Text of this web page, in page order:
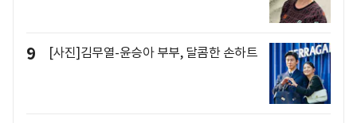
9 [사진]김무열-윤승아 부부, 달콤한 손하트